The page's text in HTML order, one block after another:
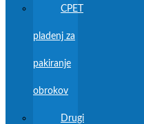
CPET
pladenj za
pakiranje
obrokov
Drugi